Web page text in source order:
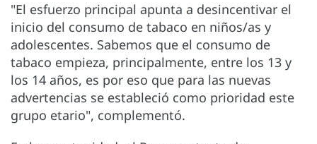
"El esfuerzo principal apunta a desincentivar el
inicio del consumo de tabaco en niños/as y
adolescentes. Sabemos que el consumo de
tabaco empieza, principalmente, entre los 13 y
los 14 años, es por eso que para las nuevas
advertencias se estableció como prioridad este
grupo etario", complementó.